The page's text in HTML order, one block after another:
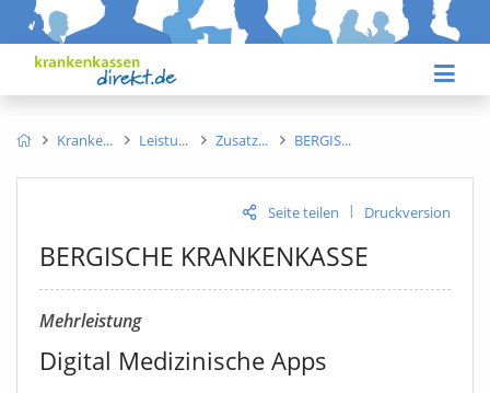
Kranke Leistu Zusatz BERGIS
Seite teilen | Druckversion
BERGISCHE KRANKENKASSE
Mehrleistung
Digital Medizinische Apps